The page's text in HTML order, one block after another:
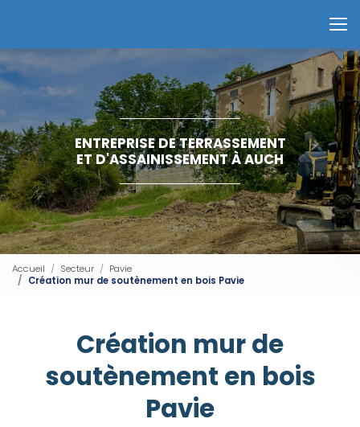
principal
ENTREPRISE DE TERRASSEMENT
ET D'ASSAINISSEMENT À AUCH
Accueil Secteur
Pavie
Création mur de soutènement en bois Pavie
Création mur de
soutènement en bois
Pavie